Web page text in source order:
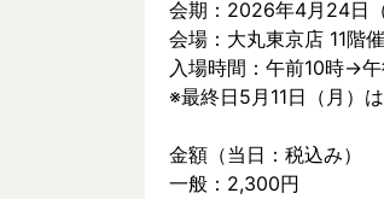
会期：2026年4月24日
会場：大丸東京店 11階
入場時間：午前10時→午
※最終日5月11日（月）
金額（当日：税込み）
一般：2,300円